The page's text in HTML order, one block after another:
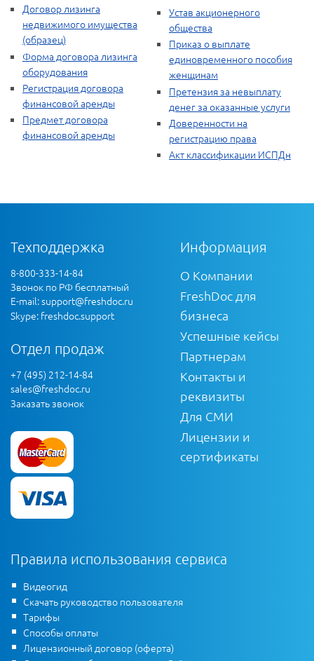
Договор лизинга
недвижимого имущества
(образец)
Форма договора лизинга
оборудования
Регистрация договора
финансовой аренды
Предмет договора
финансовой аренды
Устав акционерного
общества
Приказ о выплате
единовременного пособия
женщинам
Претензия за невыплату
денег за оказанные услуги
Доверенности на
регистрацию права
Акт классификации ИСПДн
Техподдержка
8-800-333-14-84
Звонок по РФ бесплатный
E-mail:support@freshdoc.ru
Skype: freshdoc.support
Отдел продаж
+7 (495) 212-14-84
sales@freshdoc.ru
Заказать звонок
Информация
О Компании
FreshDoc для
бизнеса
Успешные кейсы
Партнерам
Контакты и
реквизиты
Для СМИ
Лицензии и
сертификаты
Правила использования сервиса
Видеогид
Скачать руководство пользователя
Тарифы
Способы оплаты
Лицензионный договор (оферта)